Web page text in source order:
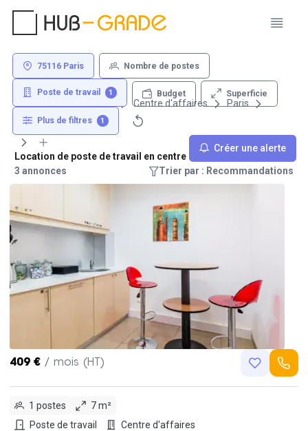
75116 Paris Nombre de postes
Poste de travail 1 Budget Superficie
Plus de filtres 1
Créer une alerte
Centre d'affaires
Paris
75116
Location de poste de travail en centre d'affaire - 75116 Paris
3 annonces
Trier par : Recommandations
409 € / mois (HT)
1 postes
7 m²
Poste de travail
Centre d'affaires